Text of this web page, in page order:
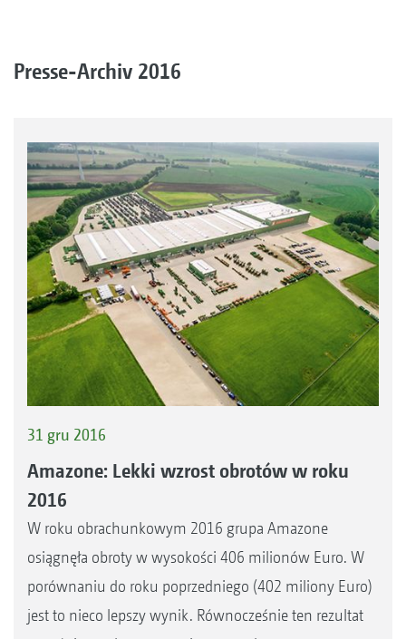
Presse-Archiv 2016
31 gru 2016
Amazone: Lekki wzrost obrotów w roku
2016
W roku obrachunkowym 2016 grupa Amazone
osiągnęła obroty w wysokości 406 milionów Euro. W
porównaniu do roku poprzedniego (402 miliony Euro)
jest to nieco lepszy wynik. Równocześnie ten rezultat